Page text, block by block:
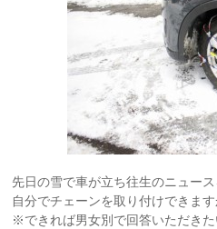
先日の雪で車が立ち往生のニュース
自分でチェーンを取り付けできます
※できれば男女別で回答いただきた